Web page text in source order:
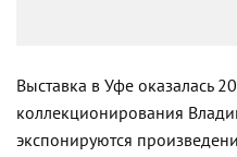
Выставка в Уфе оказалась
коллекционирования
экспонируются